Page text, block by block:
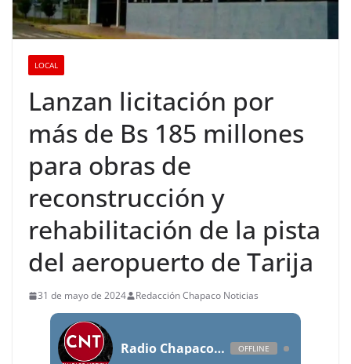
LOCAL
Lanzan licitación por
más de Bs 185 millones
para obras de
reconstrucción y
rehabilitación de la pista
del aeropuerto de Tarija
31 de mayo de 2024 Redacción Chapaco Noticias
Radio Chapaco Noticias Las 24 horas en vivo OFFLINE